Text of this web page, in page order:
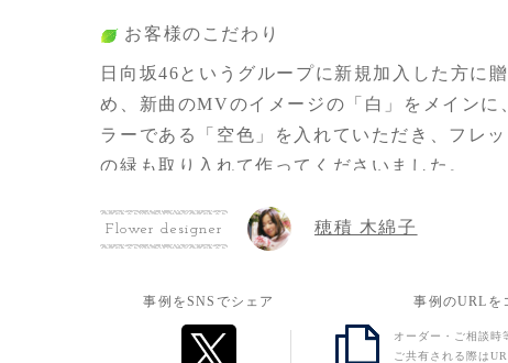
お客様のこだわり
日向坂46というグループに新規加入した方に
め、新曲のMVのイメージの「白」をメインに
ラーである「空色」を入れていただき、フレ
の緑も取り入れて作ってくださいました。
お客様の想い
さんあると思いますが、まずは「ようこそ！
伝わればと思っています。
Flower designer 穂積 木綿子
事例をSNSでシェア 事例のURLを
オーダー・ご相談時
ご共有される際は